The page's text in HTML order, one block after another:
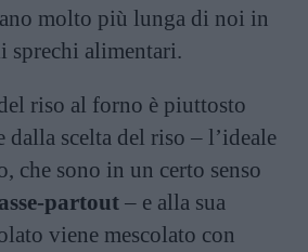
molto più lunga di noi in
sprechi alimentari.
riso al forno è piuttosto
dalla scelta del riso – l’ideale
che sono in un certo senso
partout – e alla sua
viene mescolato con